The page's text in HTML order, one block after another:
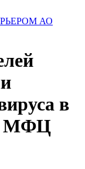
АО
в
МФЦ